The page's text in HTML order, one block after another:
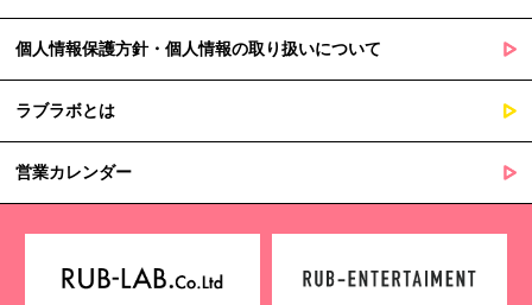
個人情報保護方針・個人情報の取り扱いについて
ラブラボとは
営業カレンダー